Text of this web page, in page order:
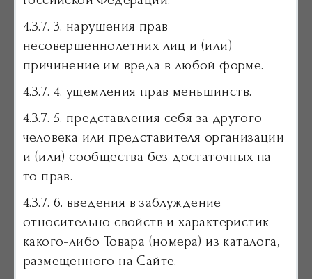
4.3.7. 3. нарушения прав
несовершеннолетних лиц и (или)
причинение им вреда в любой форме.
4.3.7. 4. ущемления прав меньшинств.
4.3.7. 5. представления себя за другого
человека или представителя организации
и (или) сообщества без достаточных на
то прав.
4.3.7. 6. введения в заблуждение
относительно свойств и характеристик
какого-либо Товара (номера) из каталога,
размещенного на Сайте.